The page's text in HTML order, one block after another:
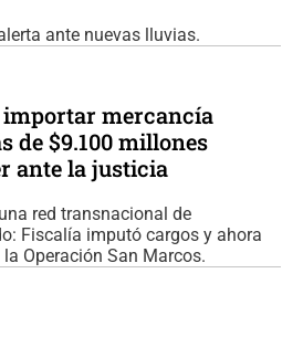
ante nuevas lluvias.
importar mercancía
de $9.100 millones
ante la justicia
red transnacional de
Fiscalía imputó cargos y ahora
Operación San Marcos.